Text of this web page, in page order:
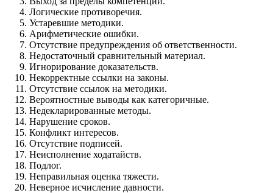
Логические противоречия.
Устаревшие методики.
Арифметические ошибки.
Отсутствие предупреждения об ответственности.
Недостаточный сравнительный материал.
Игнорирование доказательств.
Некорректные ссылки на законы.
Отсутствие ссылок на методики.
Вероятностные выводы как категоричные.
Недекларированные методы.
Нарушение сроков.
Конфликт интересов.
Отсутствие подписей.
Неисполнение ходатайств.
Подлог.
Неправильная оценка тяжести.
Неверное исчисление давности.